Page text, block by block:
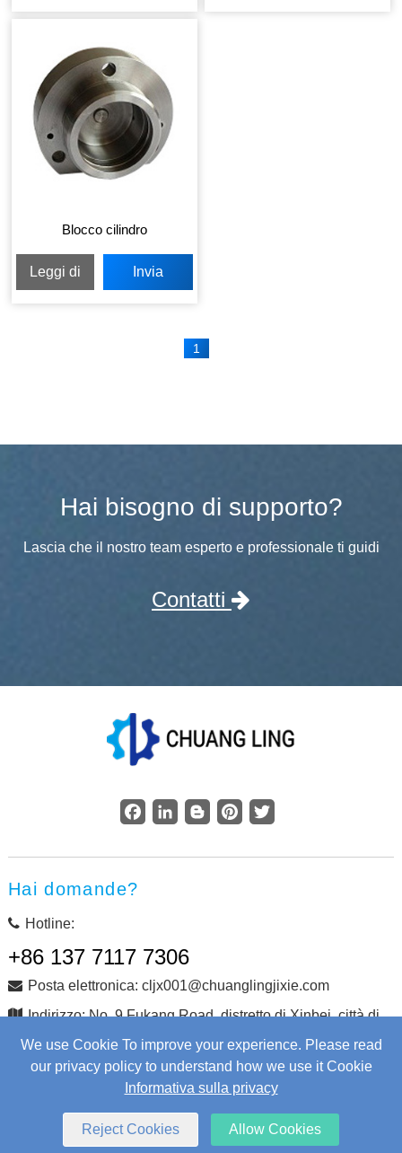
We use Cookie To improve your experience. Please read
our privacy policy to understand how we use it Cookie
Informativa sulla privacy
Reject Cookies Allow Cookies
più richiesta più richiesta
Blocco cilindro
Leggi di
più
Invia
richiesta
1
Hai bisogno di supporto?
Lascia che il nostro team esperto e professionale ti guidi
Contatti
Facebook
LinkedInBloggerPinterestTwitter
Hai domande?
Hotline:
+86 137 7117 7306
Posta elettronica: cljx001@chuanglingjixie.com
Indirizzo: No. 9 Fukang Road, distretto di Xinbei, città di
Changzhou, provincia di Jiangsu, Cina
Tutti i diritti riservati.
Web Development
by Wangke
mappa del sito
XML Informativa sulla privacy